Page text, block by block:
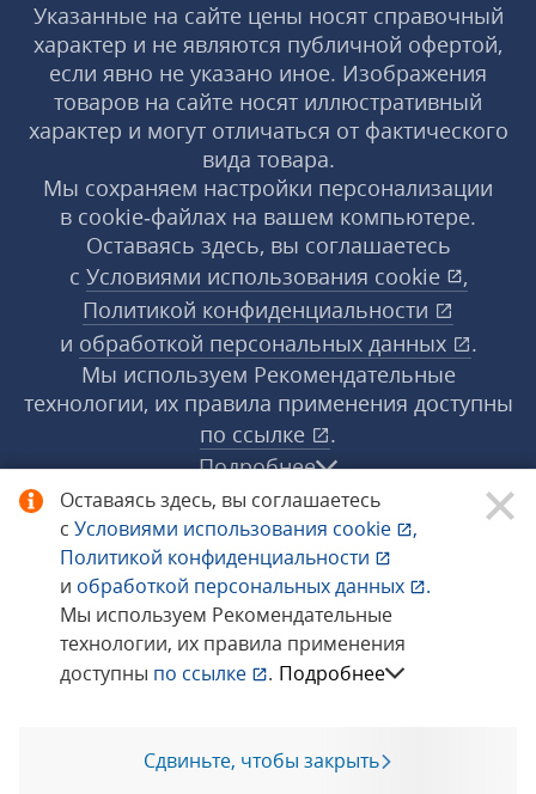
Оставаясь здесь, вы соглашаетесь
с Условиями использования cookie
,
Политикой конфиденциальности
и обработкой персональных данных
.
Мы используем Рекомендательные
технологии, их правила применения
доступны по ссылке . Подробнее
Сдвиньте, чтобы закрыть
Указанные на сайте цены носят справочный
характер и не являются публичной офертой,
если явно не указано иное. Изображения
товаров на сайте носят иллюстративный
характер и могут отличаться от фактического
вида товара.
Мы сохраняем настройки персонализации
в cookie‑файлах на вашем компьютере.
Оставаясь здесь, вы соглашаетесь
с Условиями использования cookie
,
Политикой конфиденциальности
и обработкой персональных данных
.
Мы используем Рекомендательные
технологии, их правила применения доступны
по ссылке
.
Подробнее
© 1998−2026 «1С‑Рарус» ®. Все права
защищены.
Сообщить об ошибке
Позвоните мне